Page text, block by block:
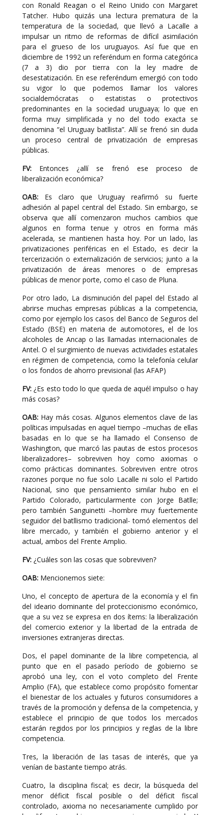
con Ronald Reagan o el Reino Unido con Margaret
Tatcher. Hubo quizás una lectura prematura de la
temperatura de la sociedad, que llevó a Lacalle a
impulsar un ritmo de reformas de difícil asimilación
para el grueso de los uruguayos. Así fue que en
diciembre de 1992 un referéndum en forma categórica
(7 a 3) dio por tierra con la ley madre de
desestatización. En ese referéndum emergió con todo
su vigor lo que podemos llamar los valores
socialdemócratas o estatistas o protectivos
predominantes en la sociedad uruguaya; lo que en
forma muy simplificada y no del todo exacta se
denomina “el Uruguay batllista”. Allí se frenó sin duda
un proceso central de privatización de empresas
públicas.
FV: Entonces ¿allí se frenó ese proceso de
liberalización económica?
OAB: Es claro que Uruguay reafirmó su fuerte
adhesión al papel central del Estado. Sin embargo, se
observa que allí comenzaron muchos cambios que
algunos en forma tenue y otros en forma más
acelerada, se mantienen hasta hoy. Por un lado, las
privatizaciones periféricas en el Estado, es decir la
tercerización o externalización de servicios; junto a la
privatización de áreas menores o de empresas
públicas de menor porte, como el caso de Pluna.
Por otro lado, La disminución del papel del Estado al
abrirse muchas empresas públicas a la competencia,
como por ejemplo los casos del Banco de Seguros del
Estado (BSE) en materia de automotores, el de los
alcoholes de Ancap o las llamadas internacionales de
Antel. O el surgimiento de nuevas actividades estatales
en régimen de competencia, como la telefonía celular
o los fondos de ahorro previsional (las AFAP)
FV: ¿Es esto todo lo que queda de aquél impulso o hay
más cosas?
OAB: Hay más cosas. Algunos elementos clave de las
políticas impulsadas en aquel tiempo –muchas de ellas
basadas en lo que se ha llamado el Consenso de
Washington, que marcó las pautas de estos procesos
liberalizadores– sobreviven hoy como axiomas o
como prácticas dominantes. Sobreviven entre otros
razones porque no fue solo Lacalle ni solo el Partido
Nacional, sino que pensamiento similar hubo en el
Partido Colorado, particularmente con Jorge Batlle;
pero también Sanguinetti –hombre muy fuertemente
seguidor del batllismo tradicional- tomó elementos del
libre mercado, y también el gobierno anterior y el
actual, ambos del Frente Amplio.
FV: ¿Cuáles son las cosas que sobreviven?
OAB: Mencionemos siete:
Uno, el concepto de apertura de la economía y el fin
del ideario dominante del proteccionismo económico,
que a su vez se expresa en dos ítems: la liberalización
del comercio exterior y la libertad de la entrada de
inversiones extranjeras directas.
Dos, el papel dominante de la libre competencia, al
punto que en el pasado período de gobierno se
aprobó una ley, con el voto completo del Frente
Amplio (FA), que establece como propósito fomentar
el bienestar de los actuales y futuros consumidores a
través de la promoción y defensa de la competencia, y
establece el principio de que todos los mercados
estarán regidos por los principios y reglas de la libre
competencia.
Tres, la liberación de las tasas de interés, que ya
venían de bastante tiempo atrás.
Cuatro, la disciplina fiscal; es decir, la búsqueda del
menor déficit fiscal posible o del déficit fiscal
controlado, axioma no necesariamente cumplido por